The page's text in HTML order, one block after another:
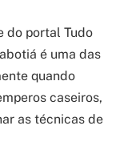
do portal Tudo
é uma das
quando
caseiros,
as técnicas de